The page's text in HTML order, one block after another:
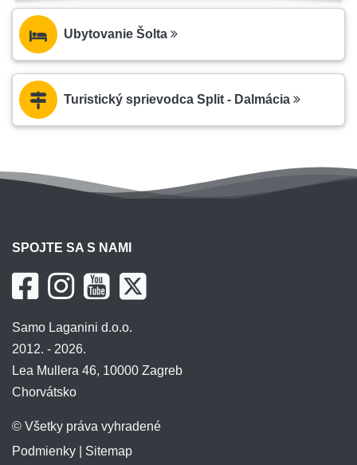
Ubytovanie Šolta
Turistický sprievodca Split - Dalmácia
SPOJTE SA S NAMI
Samo Laganini d.o.o.
2012. - 2026.
Lea Mullera 46, 10000 Zagreb
Chorvátsko
© Všetky práva vyhradené
Podmienky
Sitemap